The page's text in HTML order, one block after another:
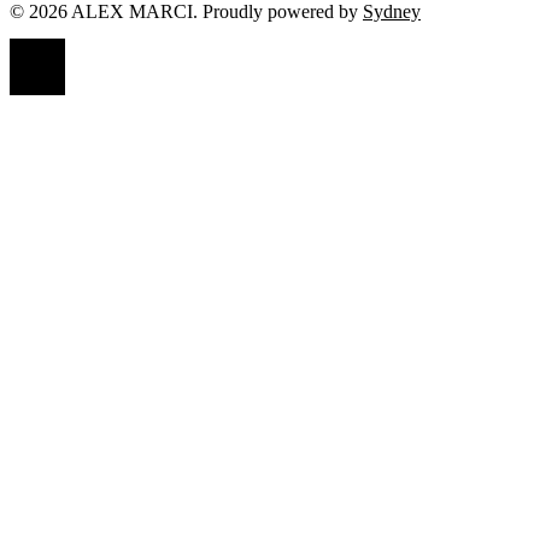
© 2026 ALEX MARCI. Proudly powered by Sydney